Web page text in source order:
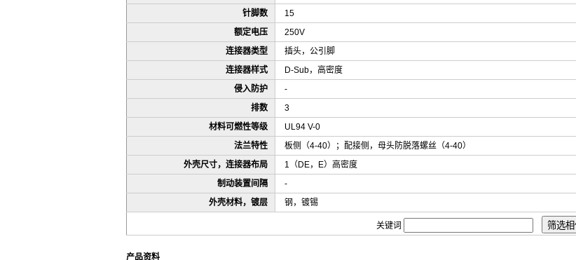
针脚数
15
额定电压
250V
连接器类型
插头，公引脚
连接器样式
D-Sub，高密度
侵入防护
-
排数
3
材料可燃性等级
UL94 V-0
法兰特性
板侧（4-40）；配接侧，母头防脱落螺丝（4-40）
外壳尺寸，连接器布局
1（DE，E）高密度
制动装置间隔
-
外壳材料，镀层
钢，镀锡
关键词
产品资料